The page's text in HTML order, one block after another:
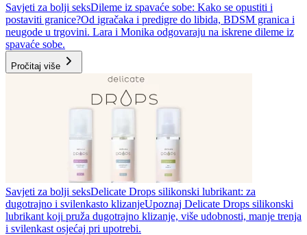
Savjeti za bolji seksDileme iz spavaće sobe: Kako se opustiti i
postaviti granice?Od igračaka i predigre do libida, BDSM granica i
neugode u trgovini. Lara i Monika odgovaraju na iskrene dileme iz
spavaće sobe.
Pročitaj više
Savjeti za bolji seksDelicate Drops silikonski lubrikant: za
dugotrajno i svilenkasto klizanjeUpoznaj Delicate Drops silikonski
lubrikant koji pruža dugotrajno klizanje, više udobnosti, manje trenja
i svilenkast osjećaj pri upotrebi.